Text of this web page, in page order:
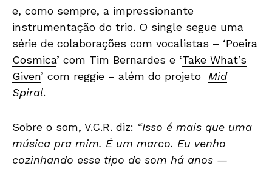
e, como sempre, a impressionante
instrumentação do trio. O single segue uma
série de colaborações com vocalistas – ‘Poeira
Cosmica’ com Tim Bernardes e ‘Take What’s
Given’ com reggie – além do projeto Mid
Spiral.
Sobre o som, V.C.R. diz: “Isso é mais que uma
música pra mim. É um marco. Eu venho
cozinhando esse tipo de som há anos —